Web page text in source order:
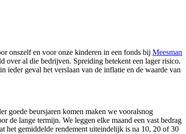
onszelf en voor onze kinderen in een fonds bij Meesman
over al die bedrijven. Spreiding betekent een lager risico.
ieder geval het verslaan van de inflatie en de waarde van
goede beursjaren komen maken we vooralsnog
de lange termijn. We leggen elke maand een vast bedrag
het gemiddelde rendement uiteindelijk is na 10, 20 of 30